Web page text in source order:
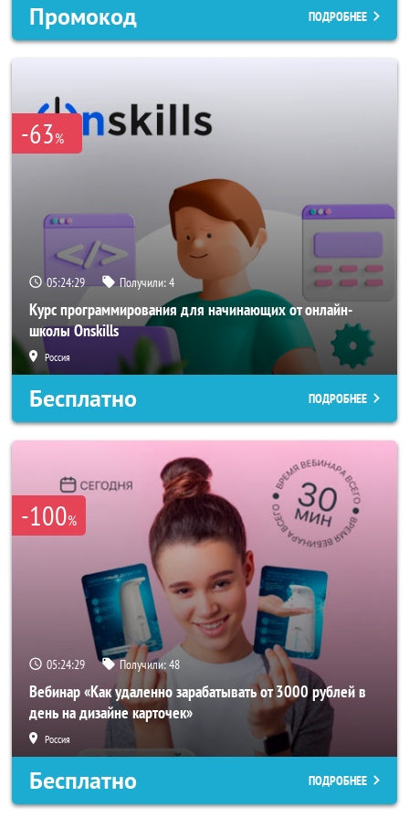
Промокод ПОДРОБНЕЕ
-63%
05:24:25 Получили:4
Курс программирования для начинающих от онлайн-
школы Onskills
Россия
Бесплатно ПОДРОБНЕЕ
-100%
05:24:25 Получили:48
Вебинар «Как удаленно зарабатывать от 3000 рублей в
день на дизайне карточек»
Россия
Бесплатно ПОДРОБНЕЕ